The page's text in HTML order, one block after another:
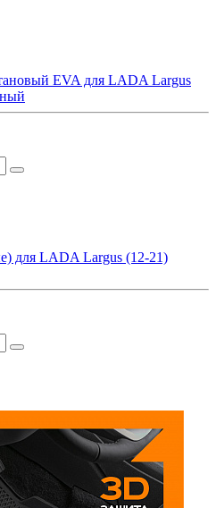
EVA для LADA Largus
для LADA Largus (12-21)